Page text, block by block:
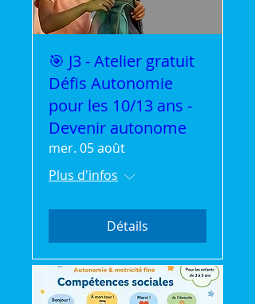
🎯 J3 - Atelier gratuit
Défis Autonomie
pour les 10/13 ans -
Devenir autonome
mer. 05 août
Plus d'infos
Détails